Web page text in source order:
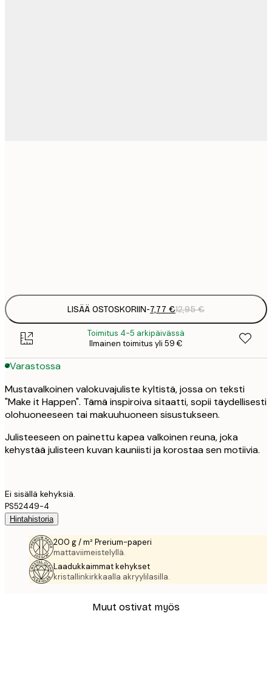
LISÄÄ OSTOSKORIIN-7,77 €12,95 €
Toimitus 4-5 arkipäivässä
Ilmainen toimitus yli 59 €
Varastossa
Mustavalkoinen valokuvajuliste kyltistä, jossa on teksti
"Make it Happen". Tämä inspiroiva sitaatti, sopii täydellisesti
olohuoneeseen tai makuuhuoneen sisustukseen.
Julisteeseen on painettu kapea valkoinen reuna, joka
kehystää julisteen kuvan kauniisti ja korostaa sen motiivia.
Ei sisällä kehyksiä.
PS52449-4
Hintahistoria
200 g / m² Prerium-paperi
mattaviimeistelyllä.
Laadukkaimmat kehykset
kristallinkirkkaalla akryylilasilla.
Muut ostivat myös